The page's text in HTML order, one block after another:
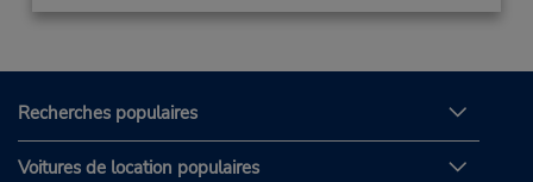
Recherches populaires
Voitures de location populaires